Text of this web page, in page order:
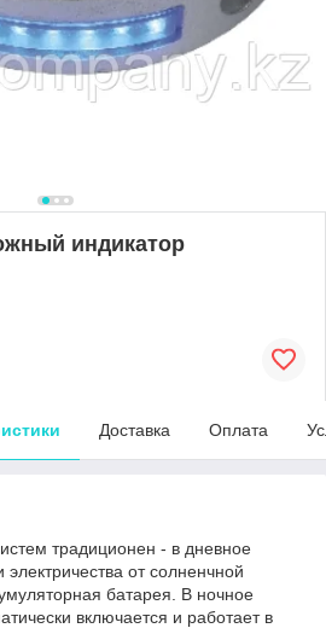
индикатор
Доставка Оплата
традиционен - в дневное
от солненчной
батарея. В ночное
включается и работает в